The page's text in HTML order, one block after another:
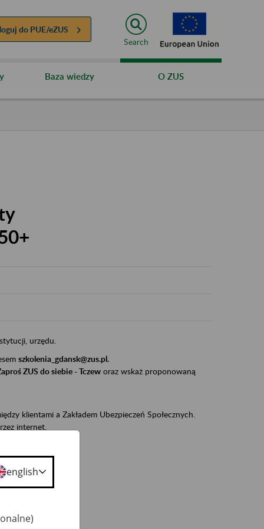
do PUE/eZUS
Search
Baza wiedzy O ZUS
urzędu.
szkolenia_gdansk@zus.pl.
ZUS do siebie - Tczeworaz wskaż proponowaną
klientami a Zakładem Ubezpieczeń Społecznych.
internet.
w ZUS,
english